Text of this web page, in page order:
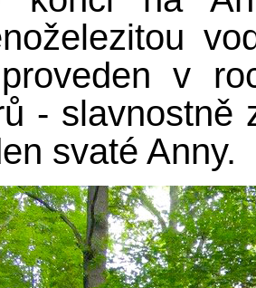
v
- slavnostně
svaté Anny.